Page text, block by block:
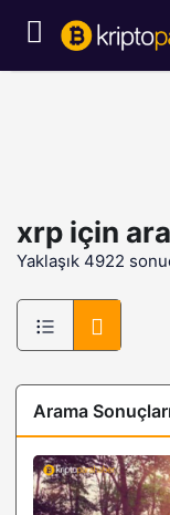
xrp için
Yaklaşık 4922
Arama